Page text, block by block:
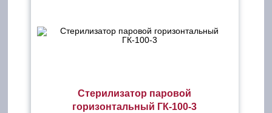
Стерилизатор паровой
горизонтальный ГК-100-3